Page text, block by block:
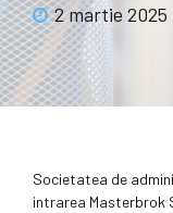
2 martie 2025
Societatea de
intrarea Masterbrok